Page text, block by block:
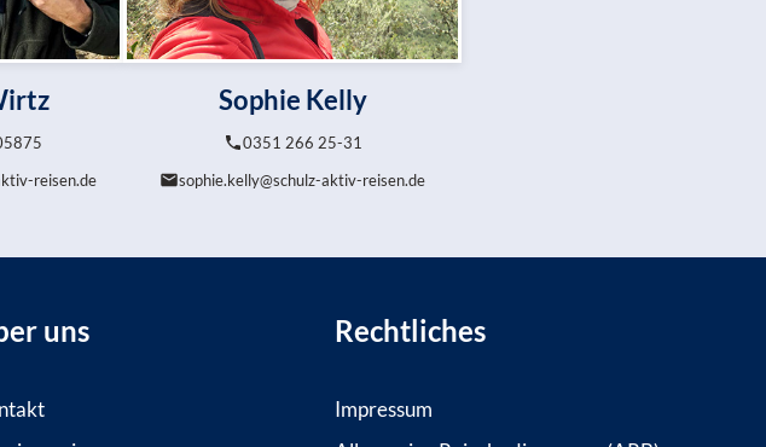
reisen.de
Sophie Kelly
0351 266 25-31
sophie.kelly@schulz-aktiv-reisen.de
uns Rechtliches
Impressum